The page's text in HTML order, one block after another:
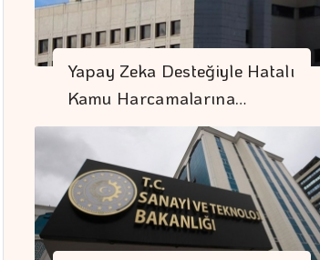
Yapay Zeka Desteğiyle Hatalı
Kamu Harcamalarına…
Giresun'da Fındık